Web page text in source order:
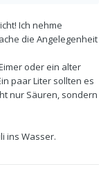
Ich nehme
die Angelegenheit
oder ein alter
paar Liter sollten es
nur Säuren, sondern
ins Wasser.